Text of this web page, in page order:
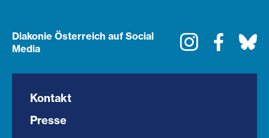
Diakonie Österreich auf Social
Media
Instagram
Kontakt
Presse